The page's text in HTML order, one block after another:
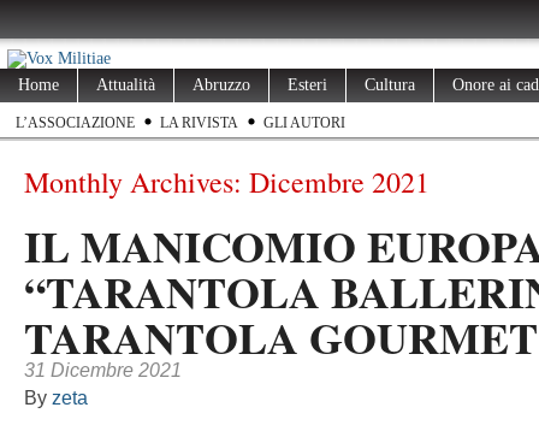
Home Attualità Abruzzo Esteri Cultura Onore ai
L’ASSOCIAZIONE LA RIVISTA GLI AUTORI
Monthly Archives: Dicembre 2021
IL MANICOMIO
“TARANTOLA
TARANTOLA GOURMET
31 Dicembre 2021
By zeta